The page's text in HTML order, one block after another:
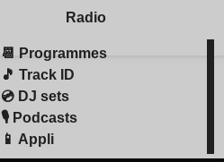
Radio
📆 Programmes
🎵 Track ID
💿 DJ sets
🎙️ Podcasts
📱 Appli